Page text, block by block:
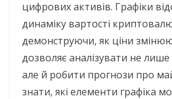
цифрових активів. Графіки
динаміку вартості
демонструючи, як ціни
дозволяє аналізувати не
але й робити прогнози про
знати, які елементи графіка